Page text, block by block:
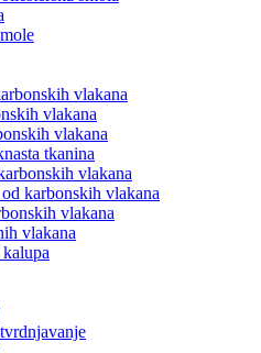
vlakana
vlakana
vlakana
tkanina
vlakana
karbonskih vlakana
vlakana
vlakana